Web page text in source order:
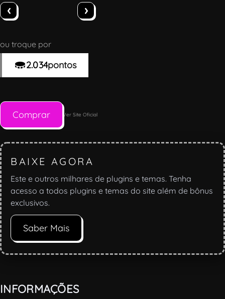
‹ ›
ou troque por
2.034pontos
Comprar Ver Site Oficial
BAIXE AGORA
Este e outros milhares de plugins e temas. Tenha
acesso a todos plugins e temas do site além de bônus
exclusivos.
Saber Mais
INFORMAÇÕES